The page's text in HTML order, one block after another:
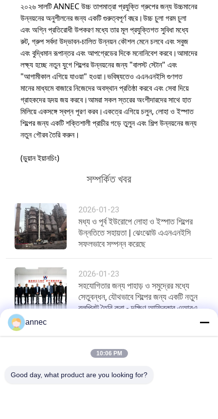
২০২৬ সালটি ANNEC উচ্চ তাপমাত্রা প্রযুক্তি গ্রুপের জন্য উচ্চমানের
উন্নয়নের অনুশীলনের জন্য একটি গুরুত্বপূর্ণ বছর।উচ্চ চুলা গরম চুলা
এবং অগ্নি প্রতিরোধী উপকরণ মধ্যে তার মূল প্রযুক্তিগত সুবিধা মধ্যে
রুট, গ্রুপ সর্বদা উদ্ভাবন-চালিত উন্নয়ন কৌশল মেনে চলবে এবং সবুজ
এবং বুদ্ধিমান রূপান্তর এবং আপগ্রেডের দিকে মনোনিবেশ করবে।আমাদের
লক্ষ্য হচ্ছে নতুন যুগে শিল্পের উন্নয়নের জন্য "বালস্ট স্টোন" এবং
"আগামীকাল এগিয়ে যাওয়া" হওয়া।ভবিষ্যতেও এএনএনইসি গুণগত
মানের মাধ্যমে বাজারে নিজেদের অবস্থান প্রতিষ্ঠা করবে এবং সেবা দিয়ে
গ্রাহকদের হৃদয় জয় করবে।আমরা সকল স্তরের অংশীদারদের সাথে হাত
মিলিয়ে একসঙ্গে স্বপ্ন পূরণ করব।একত্রে এগিয়ে চলুন, লোহা ও ইস্পাত
শিল্পের জন্য একটি শক্তিশালী প্রাচীর গড়ে তুলুন এবং শিল্প উন্নয়নের জন্য
নতুন গৌরব তৈরি করুন।
(ডুয়ান ইয়ানচিং)
সম্পর্কিত খবর
2026-01-23
মধ্য ও পূর্ব ইউরোপে লোহা ও ইস্পাত শিল্পের
উন্নতিতে সহায়তা | ঝেংঝোউ এএনএনইসি
সফলভাবে সম্পন্ন করেছে
2026-01-23
সহযোগিতার জন্য পাহাড় ও সমুদ্রের মধ্যে
সেতুবন্ধন, যৌথভাবে শিল্পের জন্য একটি নতুন
ব্লুপ্রিন্ট তৈরি করা - দক্ষিণ আফ্রিকার এআরএম
শীর্ষ
annec
10:06 PM
Good day, what product are you looking for?